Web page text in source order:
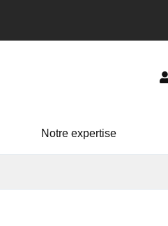
Notre expertise